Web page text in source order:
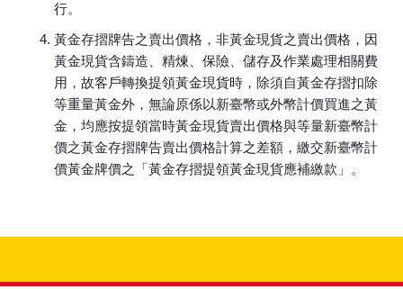
行。
黃金存摺牌告之賣出價格，非黃金現貨之賣出價格，因
黃金現貨含鑄造、精煉、保險、儲存及作業處理相關費
用，故客戶轉換提領黃金現貨時，除須自黃金存摺扣除
等重量黃金外，無論原係以新臺幣或外幣計價買進之黃
金，均應按提領當時黃金現貨賣出價格與等量新臺幣計
價之黃金存摺牌告賣出價格計算之差額，繳交新臺幣計
價黃金牌價之「黃金存摺提領黃金現貨應補繳款」。